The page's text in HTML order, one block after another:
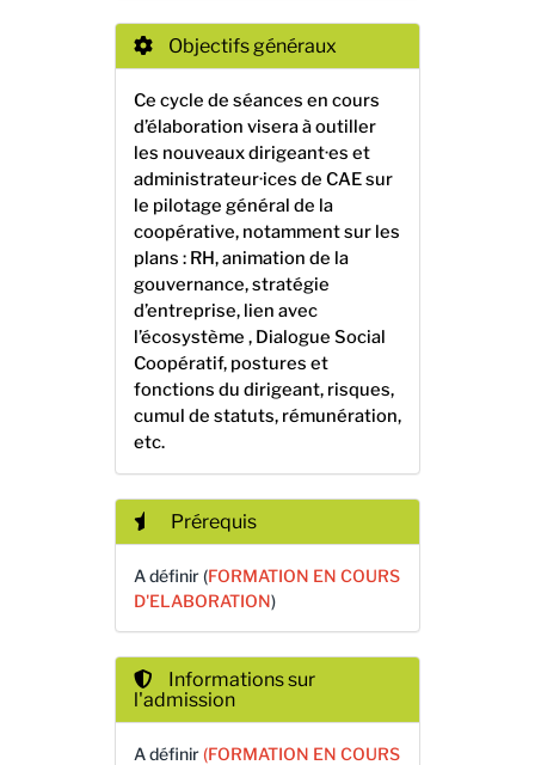
Objectifs généraux
Ce cycle de séances en cours
d’élaboration visera à outiller
les nouveaux dirigeant·es et
administrateur·ices de CAE sur
le pilotage général de la
coopérative, notamment sur les
plans : RH, animation de la
gouvernance, stratégie
d’entreprise, lien avec
l’écosystème , Dialogue Social
Coopératif, postures et
fonctions du dirigeant, risques,
cumul de statuts, rémunération,
etc.
Prérequis
A définir (FORMATION EN COURS
D'ELABORATION)
Informations sur
l'admission
A définir(FORMATION EN COURS